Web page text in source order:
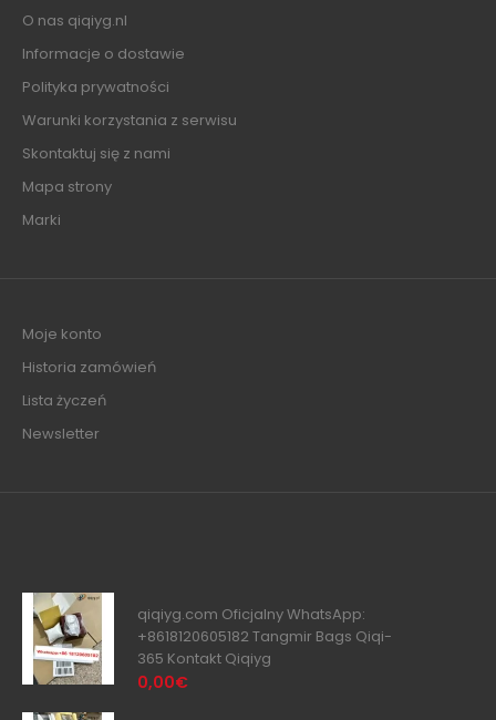
O nas qiqiyg.nl
Informacje o dostawie
Polityka prywatności
Warunki korzystania z serwisu
Skontaktuj się z nami
Mapa strony
Marki
Moje konto
Historia zamówień
Lista życzeń
Newsletter
qiqiyg.com Oficjalny WhatsApp:
+8618120605182 Tangmir Bags Qiqi-
365 Kontakt Qiqiyg
0,00€